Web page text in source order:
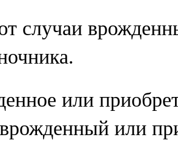
случаи
или
или